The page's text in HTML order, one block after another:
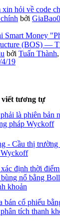
xin hỏi về code
bởi
Smart Money
(BOS) —
bởi Tuấn Thành,
4/19
viết tương tự
là phiên bản
pháp Wyckoff
- Cầu thị trường
định thời
nổ bằng
khoản
bán cổ phiếu
tích thanh